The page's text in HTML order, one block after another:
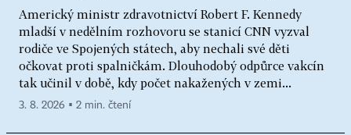
Americký ministr zdravotnictví Robert F. Kennedy
mladší v nedělním rozhovoru se stanicí CNN vyzval
rodiče ve Spojených státech, aby nechali své děti
očkovat proti spalničkám. Dlouhodobý odpůrce vakcín
tak učinil v době, kdy počet nakažených v zemi...
3. 8. 2026 ▪ 2 min. čtení